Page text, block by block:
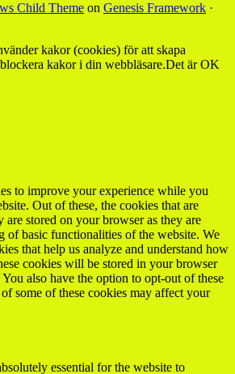
Child Theme on Genesis Framework ·
kakor (cookies) för att skapa
kakor i din webbläsare.Det är OK
to improve your experience while you
Out of these, the cookies that are
are stored on your browser as they are
of basic functionalities of the website. We
that help us analyze and understand how
cookies will be stored in your browser
also have the option to opt-out of these
some of these cookies may affect your
essential for the website to